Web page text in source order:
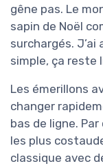
gêne pas. Le
sapin de Noël
surchargés.
simple, ça reste
Les émerillons
changer
bas de ligne.
les plus
classique avec